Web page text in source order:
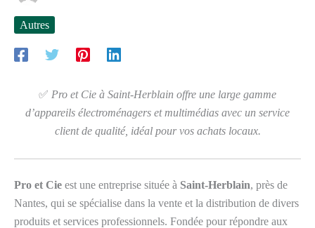
Autres
✅ Pro et Cie à Saint-Herblain offre une large gamme
d’appareils électroménagers et multimédias avec un service
client de qualité, idéal pour vos achats locaux.
Pro et Cie est une entreprise située à Saint-Herblain, près de
Nantes, qui se spécialise dans la vente et la distribution de divers
produits et services professionnels. Fondée pour répondre aux